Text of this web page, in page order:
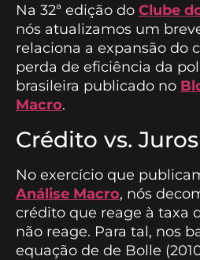
Na 32ª edição do Clube
nós atualizamos um
relaciona a expansão do
perda de eficiência da
brasileira publicado no
Macro.
Crédito vs.
No exercício que
Análise Macro, nós
crédito que reage à taxa
não reage. Para tal, nos
equação de de Bolle